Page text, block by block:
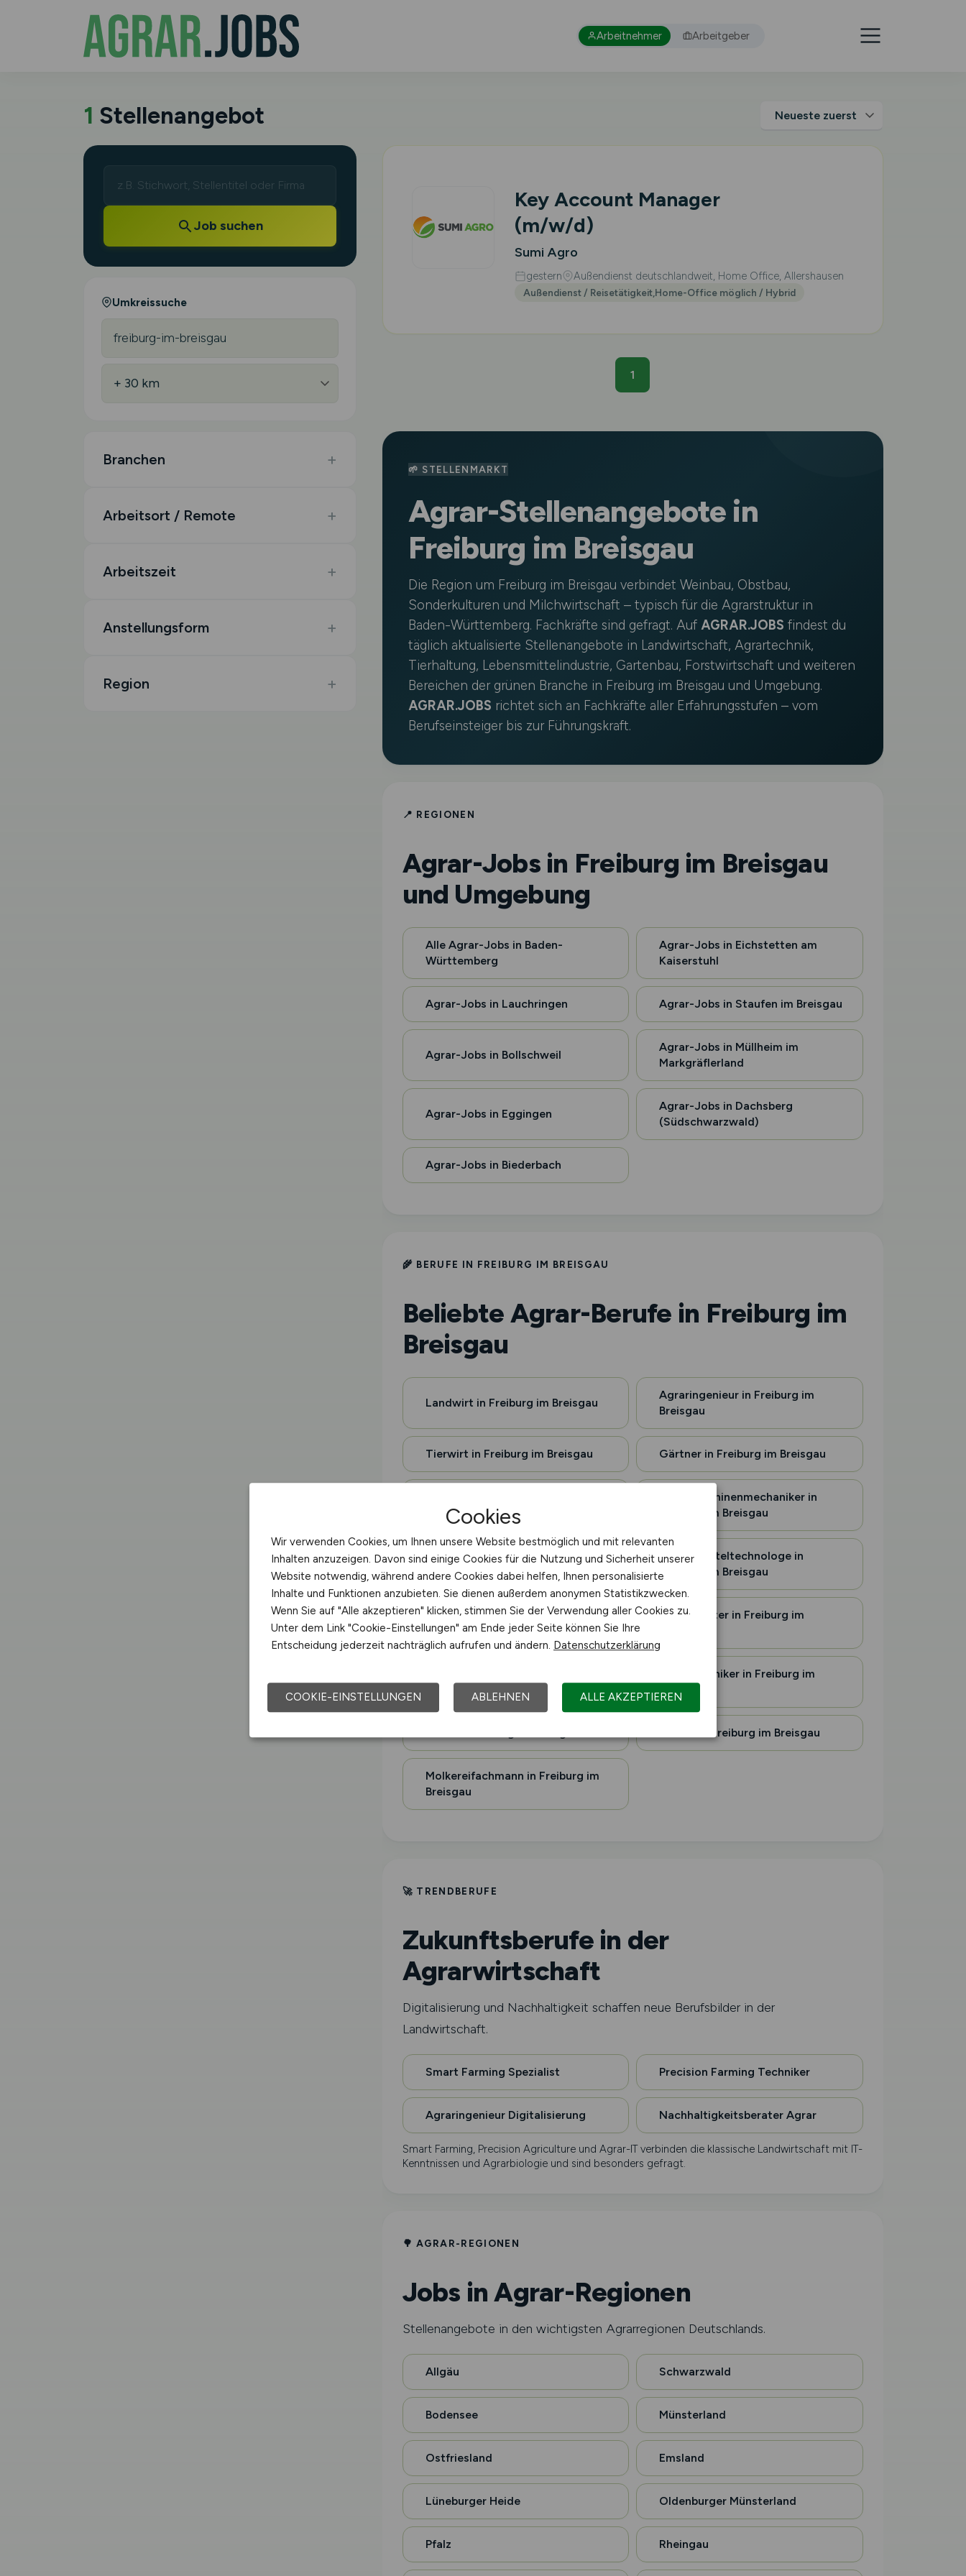
Arbeitnehmer Arbeitgeber
1 Stellenangebot
Job suchen
Umkreissuche
Branchen
Arbeitsort / Remote
Arbeitszeit
Anstellungsform
Region
Key Account Manager
(m/w/d)
Sumi Agro
gestern Außendienst deutschlandweit, Home Office, Allershausen
Außendienst / Reisetätigkeit,Home-Office möglich / Hybrid
1
🌱 STELLENMARKT
Agrar-Stellenangebote in
Freiburg im Breisgau
Die Region um Freiburg im Breisgau verbindet Weinbau, Obstbau,
Sonderkulturen und Milchwirtschaft – typisch für die Agrarstruktur in
Baden-Württemberg. Fachkräfte sind gefragt. Auf AGRAR.JOBS findest du
täglich aktualisierte Stellenangebote in Landwirtschaft, Agrartechnik,
Tierhaltung, Lebensmittelindustrie, Gartenbau, Forstwirtschaft und weiteren
Bereichen der grünen Branche in Freiburg im Breisgau und Umgebung.
AGRAR.JOBS richtet sich an Fachkräfte aller Erfahrungsstufen – vom
Berufseinsteiger bis zur Führungskraft.
📍 REGIONEN
Agrar-Jobs in Freiburg im Breisgau
und Umgebung
Alle Agrar-Jobs in Baden-
Württemberg
Agrar-Jobs in Eichstetten am
Kaiserstuhl
Agrar-Jobs in Lauchringen Agrar-Jobs in Staufen im Breisgau
Agrar-Jobs in Bollschweil
Agrar-Jobs in Müllheim im
Markgräflerland
Agrar-Jobs in Eggingen
Agrar-Jobs in Dachsberg
(Südschwarzwald)
Agrar-Jobs in Biederbach
🌾 BERUFE IN FREIBURG IM BREISGAU
Beliebte Agrar-Berufe in Freiburg im
Breisgau
Landwirt in Freiburg im Breisgau
Agraringenieur in Freiburg im
Breisgau
Tierwirt in Freiburg im Breisgau Gärtner in Freiburg im Breisgau
Landmaschinenmechaniker in
Freiburg im Breisgau
Betriebsleiter Landwirtschaft in
Freiburg im Breisgau
Lebensmitteltechnologe in
Freiburg im Breisgau
Herdenmanager in Freiburg im
Breisgau
Agrarberater in Freiburg im
Breisgau
Agrartechniker in Freiburg im
Breisgau
Winzer in Freiburg im Breisgau
Molkereifachmann in Freiburg im
Breisgau
🚀 TRENDBERUFE
Zukunftsberufe in der
Agrarwirtschaft
Digitalisierung und Nachhaltigkeit schaffen neue Berufsbilder in der
Landwirtschaft.
Smart Farming Spezialist Precision Farming Techniker
Agraringenieur Digitalisierung Nachhaltigkeitsberater Agrar
Smart Farming, Precision Agriculture und Agrar-IT verbinden die klassische Landwirtschaft mit IT-
Kenntnissen und Agrarbiologie und sind besonders gefragt.
🌳 AGRAR-REGIONEN
Jobs in Agrar-Regionen
Stellenangebote in den wichtigsten Agrarregionen Deutschlands.
Allgäu Schwarzwald
Bodensee Münsterland
Ostfriesland Emsland
Lüneburger Heide Oldenburger Münsterland
Pfalz Rheingau
Cookies
Wir verwenden Cookies, um Ihnen unsere Website bestmöglich und mit relevanten
Inhalten anzuzeigen. Davon sind einige Cookies für die Nutzung und Sicherheit unserer
Website notwendig, während andere Cookies dabei helfen, Ihnen personalisierte
Inhalte und Funktionen anzubieten. Sie dienen außerdem anonymen Statistikzwecken.
Wenn Sie auf "Alle akzeptieren" klicken, stimmen Sie der Verwendung aller Cookies zu.
Unter dem Link "Cookie-Einstellungen" am Ende jeder Seite können Sie Ihre
Entscheidung jederzeit nachträglich aufrufen und ändern. Datenschutzerklärung
COOKIE-EINSTELLUNGEN ABLEHNEN ALLE AKZEPTIEREN